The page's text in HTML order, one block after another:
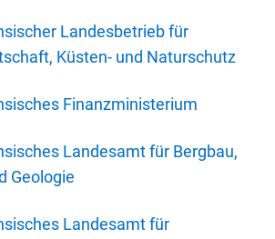
Landesbetrieb für
Küsten- und Naturschutz
Finanzministerium
Landesamt für Bergbau,
Geologie
Landesamt für